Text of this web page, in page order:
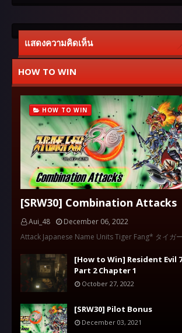
แสดงความคิดเห็น
HOW TO WIN
HOW TO WIN
[SRW30] Combination Attacks
Aui_48
December 06, 2022
Attack Japanese Name Units Tiger Fang* タイガ
[How to Win] Resident Evil
Part 2 Chapter 1
October 27, 2022
[SRW30] Pilot Bonus
December 03, 2021